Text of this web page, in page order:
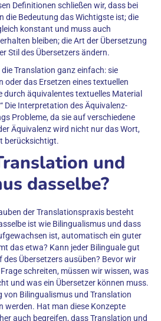
Definitionen schließen wir, dass bei
die Bedeutung das Wichtigste ist; die
konstant und muss auch
bleiben; die Art der Übersetzung
Stil des Übersetzers ändern.
Translation ganz einfach: sie
oder das Ersetzen eines textuellen
durch äquivalentes textuelles Material
Die Interpretation des Äquivalenz-
Probleme, da sie auf verschiedene
Äquivalenz wird nicht nur das Wort,
berücksichtigt.
und
dasselbe?
der Translationspraxis besteht
ist wie Bilingualismus und dass
ist, automatisch ein guter
das etwa? Kann jeder Bilinguale gut
des Übersetzers ausüben? Bevor wir
schreiten, müssen wir wissen, was
und was ein Übersetzer können muss.
von Bilingualismus und Translation
werden. Hat man diese Konzepte
auch begreifen, dass Translation und